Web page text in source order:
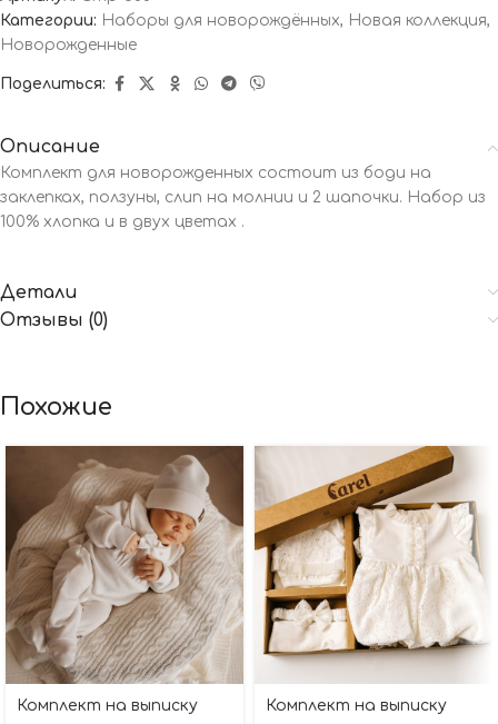
Категории: Наборы для новорождённых, Новая коллекция,
Новорожденные
Поделиться:
Описание
Комплект для новорожденных состоит из боди на
заклепках, ползуны, слип на молнии и 2 шапочки. Набор из
100% хлопка и в двух цветах .
Детали
Отзывы (0)
Похожие
Комплект на выписку Комплект на выписку